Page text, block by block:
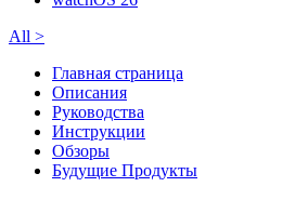
All >
Главная страница
Описания
Руководства
Инструкции
Обзоры
Будущие Продукты